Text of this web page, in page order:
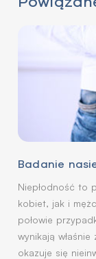
Badanie
Niepłodność to
kobiet, jak i
połowie
wynikają
okazuje się